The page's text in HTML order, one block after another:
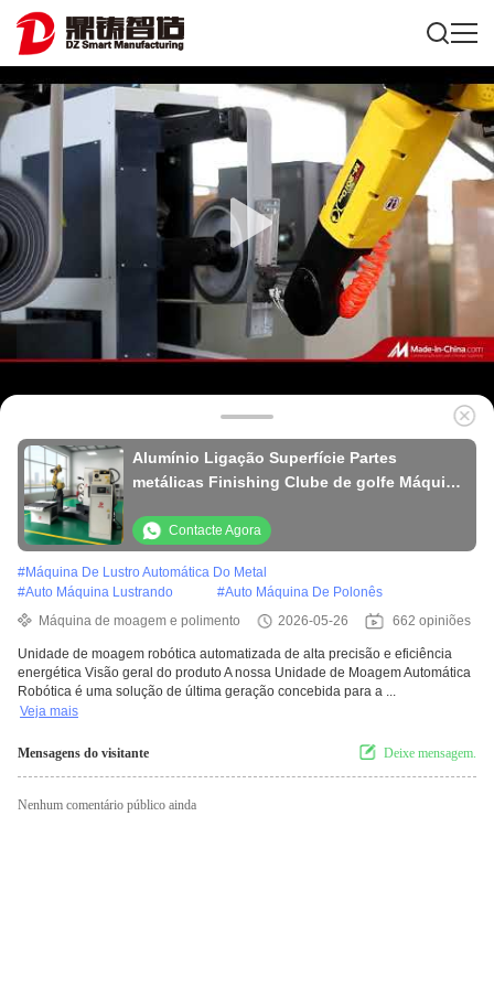
Alumínio Ligação Superfície Partes
metálicas Finishing Clube de golfe Máquina
Cinturão de areia Motor automático
Contacte Agora
#Máquina De Lustro Automática Do Metal
#Auto Máquina Lustrando #Auto Máquina De Polonês
Máquina de moagem e polimento
2026-05-26 662 opiniões
Unidade de moagem robótica automatizada de alta precisão e eficiência
energética Visão geral do produto A nossa Unidade de Moagem Automática
Robótica é uma solução de última geração concebida para a ...
Veja mais
Mensagens do visitante Deixe mensagem.
Nenhum comentário público ainda